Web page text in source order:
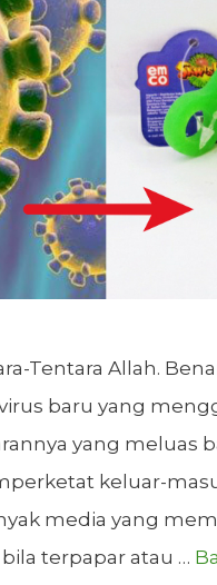
Tentara Allah.
baru yang
yang meluas
keluar-
media yang
terpapar atau …